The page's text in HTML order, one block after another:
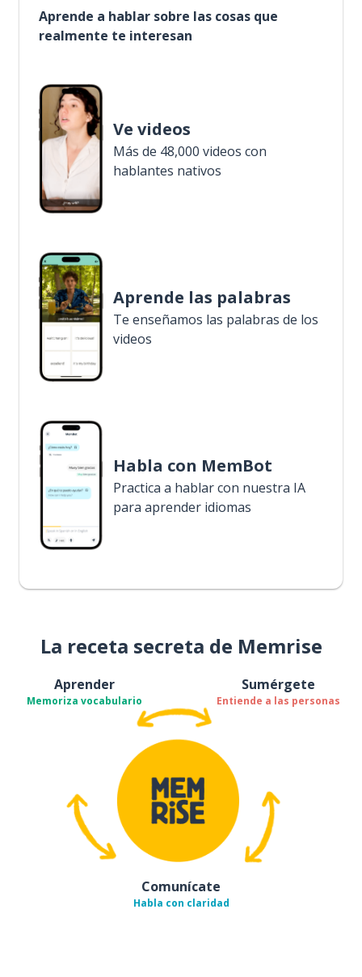
Aprende a hablar sobre las cosas que
realmente te interesan
Ve videos
Más de 48,000 videos con
hablantes nativos
Aprende las palabras
Te enseñamos las palabras de los
videos
Habla con MemBot
Practica a hablar con nuestra IA
para aprender idiomas
La receta secreta de Memrise
Aprender
Memoriza vocabulario
Sumérgete
Entiende a las personas
Comunícate
Habla con claridad